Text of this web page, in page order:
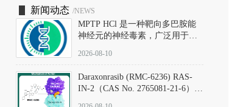
新闻动态 /NEWS
MPTP HCl 是一种靶向多巴胺能
神经元的神经毒素，广泛用于构
以盐酸盐形式存在，可触发线粒
用即为选择性损毁中脑黑质致密
部多巴胺能神经元，从而可靠模
拟帕金森病的核心病理与行为表
2026-08-10
Daraxonrasib (RMC-6236) RAS-
IN-2（CAS No. 2765081-21-6）：